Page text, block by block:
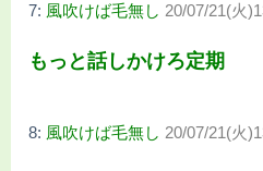
7: 風吹けば毛無し 20/07/21(火
もっと話しかけろ定期
8: 風吹けば毛無し 20/07/21(火